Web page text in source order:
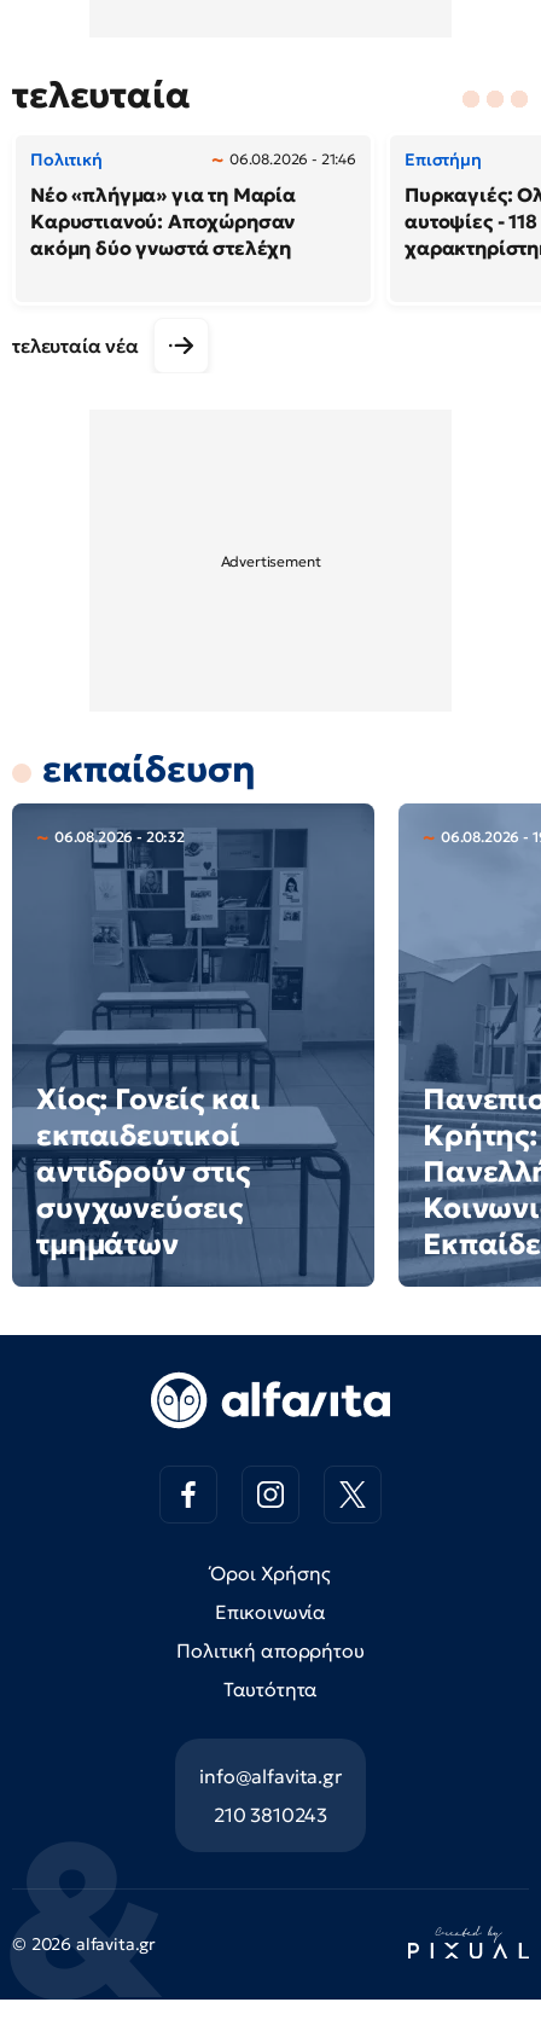
τελευταία
Πολιτική 06.08.2026 - 21:46
Νέο «πλήγμα» για τη Μαρία
Καρυστιανού: Αποχώρησαν
ακόμη δύο γνωστά στελέχη
Επιστήμη
Πυρκαγιές:
αυτοψίες - 118
τελευταία νέα
εκπαίδευση
06.08.2026 - 20:32
Χίος: Γονείς και
εκπαιδευτικοί
αντιδρούν στις
συγχωνεύσεις
τμημάτων
06.08.2026 -
Όροι Χρήσης
Επικοινωνία
Πολιτική απορρήτου
Ταυτότητα
info@alfavita.gr
210 3810243
© 2026 alfavita.gr